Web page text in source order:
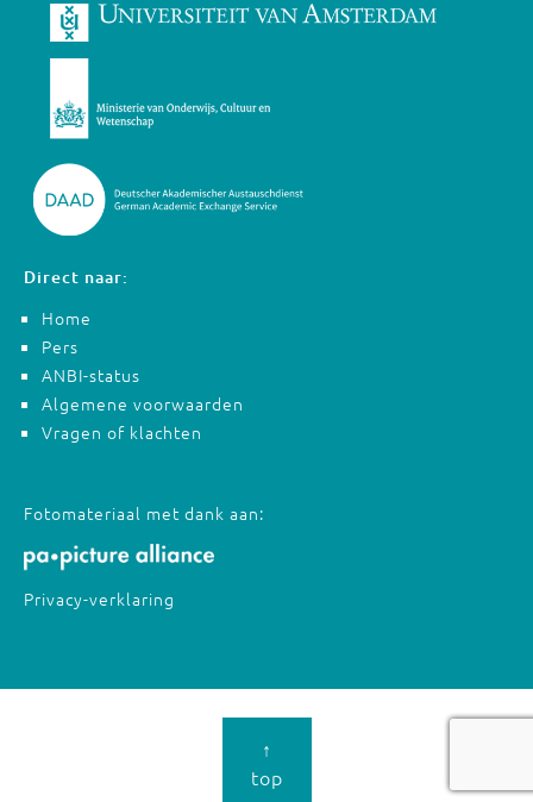
Direct naar:
Home
Pers
ANBI-status
Algemene voorwaarden
Vragen of klachten
Fotomateriaal met dank aan:
Privacy-verklaring
↑
top